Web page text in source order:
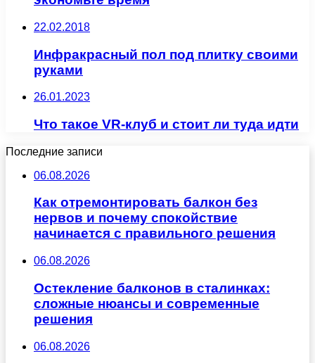
22.02.2018
Инфракрасный пол под плитку своими
руками
26.01.2023
Что такое VR-клуб и стоит ли туда идти
Последние записи
06.08.2026
Как отремонтировать балкон без
нервов и почему спокойствие
начинается с правильного решения
06.08.2026
Остекление балконов в сталинках:
сложные нюансы и современные
решения
06.08.2026